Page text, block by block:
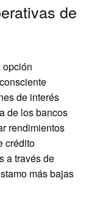
de
opción
de interés
de los bancos
rendimientos
crédito
a través de
más bajas